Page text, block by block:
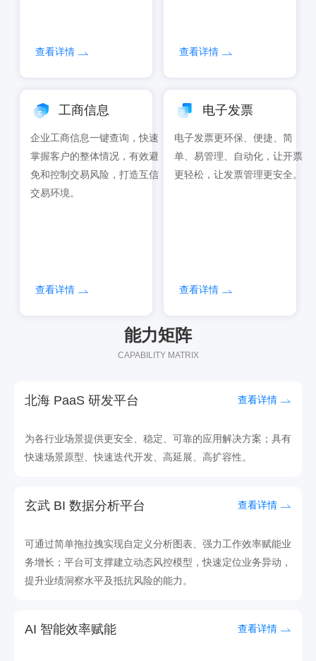
查看详情 查看详情
工商信息
企业工商信息一键查询，快速
掌握客户的整体情况，有效避
免和控制交易风险，打造互信
交易环境。
查看详情
电子发票
电子发票更环保、便捷、简
单、易管理、自动化，让开票
更轻松，让发票管理更安全。
查看详情
能力矩阵
CAPABILITY MATRIX
北海 PaaS 研发平台 查看详情
为各行业场景提供更安全、稳定、可靠的应用解决方案；具有
快速场景原型、快速迭代开发、高延展、高扩容性。
玄武 BI 数据分析平台 查看详情
可通过简单拖拉拽实现自定义分析图表、强力工作效率赋能业
务增长；平台可支撑建立动态风控模型，快速定位业务异动，
提升业绩洞察水平及抵抗风险的能力。
AI 智能效率赋能 查看详情